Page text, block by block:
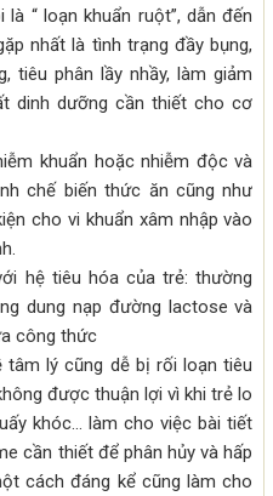
“ loạn khuẩn ruột”, dẫn đến
nhất là tình trạng đầy bụng,
tiêu phân lầy nhầy, làm giảm
dinh dưỡng cần thiết cho cơ
khuẩn hoặc nhiễm độc và
chế biến thức ăn cũng như
cho vi khuẩn xâm nhập vào
hệ tiêu hóa của trẻ: thường
dung nạp đường lactose và
công thức
tâm lý cũng dễ bị rối loạn tiêu
được thuận lợi vì khi trẻ lo
khóc… làm cho việc bài tiết
cần thiết để phân hủy và hấp
cách đáng kể cũng làm cho